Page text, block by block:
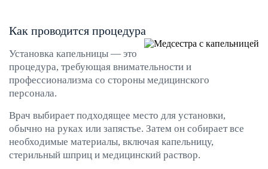
Как проводится процедура
Установка капельницы — это
процедура, требующая внимательности и
профессионализма со стороны медицинского
персонала.
Врач выбирает подходящее место для установки,
обычно на руках или запястье. Затем он собирает все
необходимые материалы, включая капельницу,
стерильный шприц и медицинский раствор.